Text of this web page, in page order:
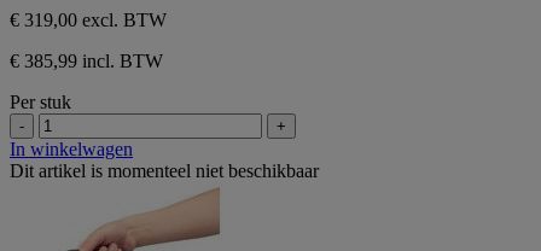
sterren.
€ 319,00 excl. BTW
€ 385,99 incl. BTW
Per stuk
- +
In winkelwagen
Dit artikel is momenteel niet beschikbaar